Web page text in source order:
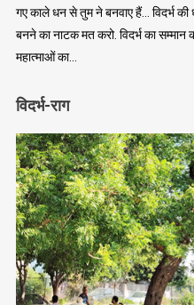
गए काले धन से तुम ने बनवाए हैं… विदर्भ की
बनने का नाटक मत करो. विदर्भ का
महात्माओं का…
विदर्भ-राग